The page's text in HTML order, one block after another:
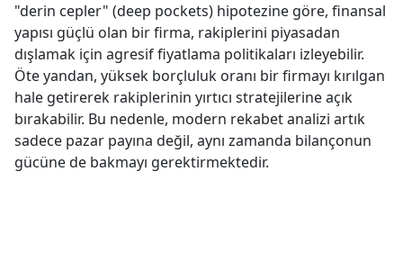
"derin cepler" (deep pockets) hipotezine göre, finansal
yapısı güçlü olan bir firma, rakiplerini piyasadan
dışlamak için agresif fiyatlama politikaları izleyebilir.
Öte yandan, yüksek borçluluk oranı bir firmayı kırılgan
hale getirerek rakiplerinin yırtıcı stratejilerine açık
bırakabilir. Bu nedenle, modern rekabet analizi artık
sadece pazar payına değil, aynı zamanda bilançonun
gücüne de bakmayı gerektirmektedir.